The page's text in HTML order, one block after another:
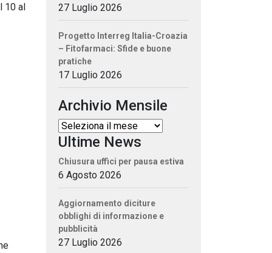
10 al
27 Luglio 2026
Progetto Interreg Italia-Croazia
– Fitofarmaci: Sfide e buone
pratiche
17 Luglio 2026
Archivio Mensile
Ultime News
Chiusura uffici per pausa estiva
6 Agosto 2026
Aggiornamento diciture
obblighi di informazione e
pubblicità
27 Luglio 2026